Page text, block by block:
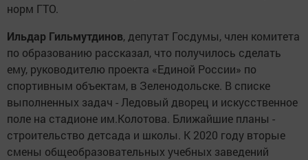
норм ГТО.
Ильдар Гильмутдинов, депутат Госдумы, член комитета
по образованию рассказал, что получилось сделать
ему, руководителю проекта «Единой России» по
спортивным объектам, в Зеленодольске. В списке
выполненных задач - Ледовый дворец и искусственное
поле на стадионе им.Колотова. Ближайшие планы -
строительство детсада и школы. К 2020 году вторые
смены общеобразовательных учебных заведений